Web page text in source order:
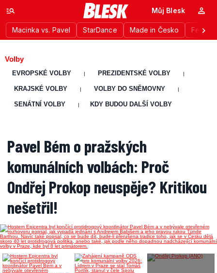
Macinka vs. Pavel StarDance Made in Česko
Můj Blesk
Volby
EVROPSKÉ VOLBY | PREZIDENTSKÉ VOLBY |
KRAJSKÉ VOLBY | VOLBY DO SNĚMOVNY |
SENÁTNÍ VOLBY | KDY BUDOU DALŠÍ VOLBY
Pavel Bém o pražských
komunálních volbách: Proč
Ondřej Prokop neuspěje? Kritikou
nešetřil!